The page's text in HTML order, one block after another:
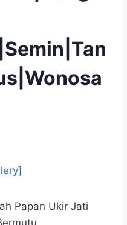
Papan Ukir Jati